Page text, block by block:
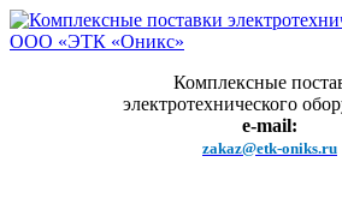
Комплексные
электротехнического
e-mail:
zakaz@etk-oniks.ru